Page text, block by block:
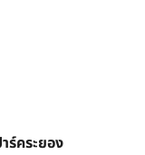
ร์คระยอง